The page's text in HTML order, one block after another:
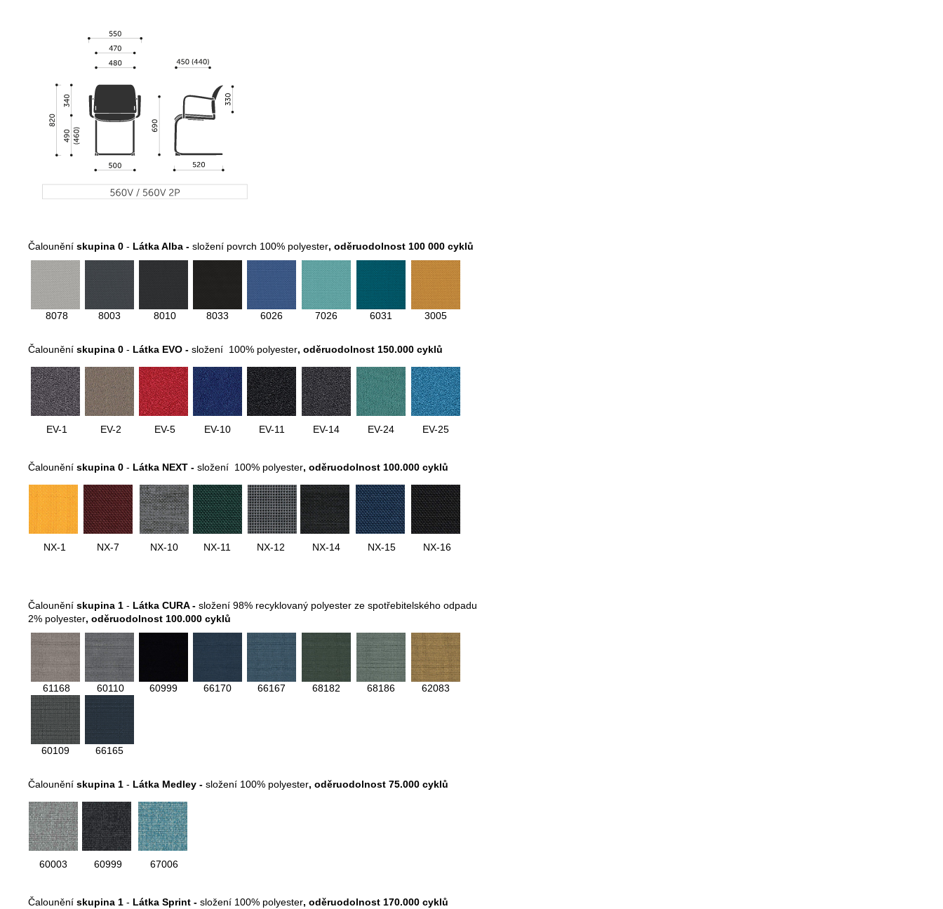
Čalounění skupina 0 - Látka Alba - složení povrch 100% polyester, oděruodolnost 100 000 cyklů
8078 8003 8010 8033 6026 7026 6031 3005
Čalounění skupina 0 - Látka EVO - složení 100% polyester, oděruodolnost 150.000 cyklů
EV-1 EV-2 EV-5 EV-10 EV-11 EV-14 EV-24 EV-25
Čalounění skupina 0 - Látka NEXT - složení 100% polyester, oděruodolnost 100.000 cyklů
NX-1 NX-7 NX-10 NX-11 NX-12 NX-14 NX-15 NX-16
Čalounění skupina 1 - Látka CURA - složení 98% recyklovaný polyester ze spotřebitelského odpadu
2% polyester, oděruodolnost 100.000 cyklů
61168 60110 60999 66170 66167 68182 68186 62083
60109 66165
Čalounění skupina 1 - Látka Medley - složení 100% polyester, oděruodolnost 75.000 cyklů
60003 60999 67006
Čalounění skupina 1 - Látka Sprint - složení 100% polyester, oděruodolnost 170.000 cyklů